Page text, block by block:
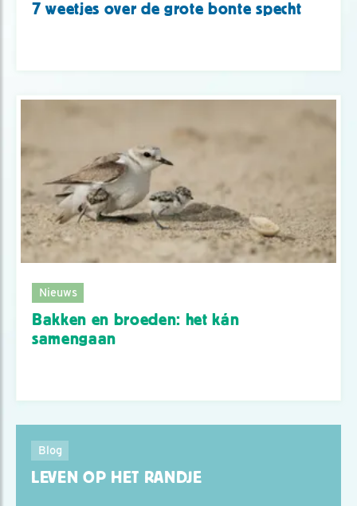
7 weetjes over de grote bonte specht
Nieuws
Bakken en broeden: het kán
samengaan
Blog
LEVEN OP HET RANDJE